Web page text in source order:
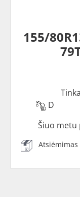
155/
D
Šiuo